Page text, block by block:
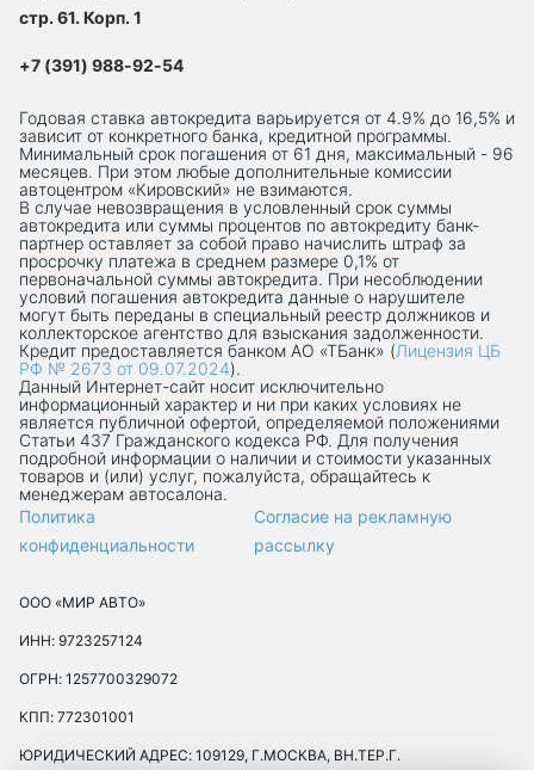
стр. 61. Корп. 1
+7 (391) 988-92-54
Годовая ставка автокредита варьируется от 4.9% до 16,5% и
зависит от конкретного банка, кредитной программы.
Минимальный срок погашения от 61 дня, максимальный - 96
месяцев. При этом любые дополнительные комиссии
автоцентром «Кировский» не взимаются.
В случае невозвращения в условленный срок суммы
автокредита или суммы процентов по автокредиту банк-
партнер оставляет за собой право начислить штраф за
просрочку платежа в среднем размере 0,1% от
первоначальной суммы автокредита. При несоблюдении
условий погашения автокредита данные о нарушителе
могут быть переданы в специальный реестр должников и
коллекторское агентство для взыскания задолженности.
Кредит предоставляется банком АО «ТБанк» (Лицензия ЦБ
РФ № 2673 от 09.07.2024).
Данный Интернет-сaйт носит исключительно
информационный характер и ни при каких условиях не
является публичной офертой, определяемой положениями
Статьи 437 Гражданского кодекса РФ. Для получения
подробной информации о наличии и стоимости указанных
товаров и (или) услуг, пожалуйста, обращайтесь к
менеджерам автосалона.
Политика
конфиденциальности
Согласие на рекламную
рассылку
ООО «МИР АВТО»
ИНН: 9723257124
ОГРН: 1257700329072
КПП: 772301001
ЮРИДИЧЕСКИЙ АДРЕС: 109129, Г.МОСКВА, ВН.ТЕР.Г.